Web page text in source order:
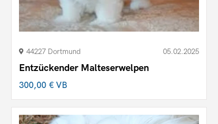
44227 Dortmund 05.02.2025
Entzückender Malteserwelpen
300,00 €VB